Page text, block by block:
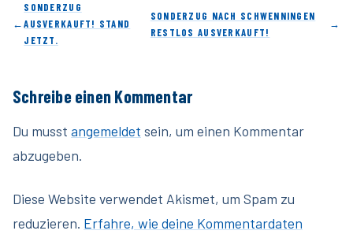
←
SONDERZUG
AUSVERKAUFT! STAND
JETZT.
SONDERZUG NACH SCHWENNINGEN
RESTLOS AUSVERKAUFT!
→
Schreibe einen Kommentar
Du musst angemeldet sein, um einen Kommentar
abzugeben.
Diese Website verwendet Akismet, um Spam zu
reduzieren. Erfahre, wie deine Kommentardaten